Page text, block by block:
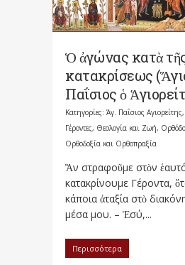
Ὁ ἀγώνας κατὰ
κατακρίσεως
Παΐσιος ὁ
Κατηγορίες: Άγ. Παΐσιος Αγιορείτης,
Γέροντες, Θεολογία και Ζωή,
Ορθοδοξία και Ορθοπραξία
Ἂν στραφοῦμε στὸν
κατακρίνουμε Γέροντα,
κάποια ἀταξία στὸ
μέσα μου. – Ἐσύ,...
Περισσότερα